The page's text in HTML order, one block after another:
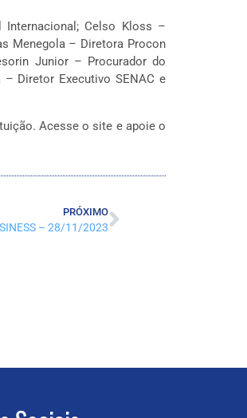
Internacional; Celso Kloss –
Menegola – Diretora Procon
Junior – Procurador do
Diretor Executivo SENAC e
Acesse o site e apoie o
PRÓXIMO
– 28/11/2023